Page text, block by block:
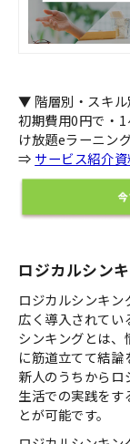
▼ 階層別・スキル
初期費用0円で・
け放題eラーニン
⇒ サービス紹介
ロジカルシン
ロジカルシンキ
広く導入されて
シンキングとは、
に筋道立てて結論
新人のうちからロ
生活での実践をす
とが可能です。